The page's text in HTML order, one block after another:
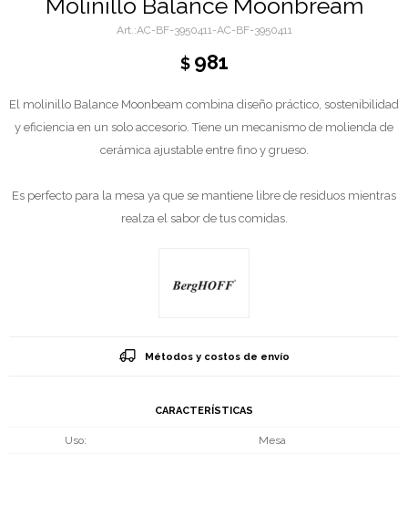
Molinillo Balance Moonbream
AC-BF-3950411-AC-BF-3950411
$ 981
El molinillo Balance Moonbeam combina diseño práctico, sostenibilidad
y eficiencia en un solo accesorio. Tiene un mecanismo de molienda de
cerámica ajustable entre fino y grueso.
Es perfecto para la mesa ya que se mantiene libre de residuos mientras
realza el sabor de tus comidas.
Métodos y costos de envío
CARACTERÍSTICAS
Uso Mesa